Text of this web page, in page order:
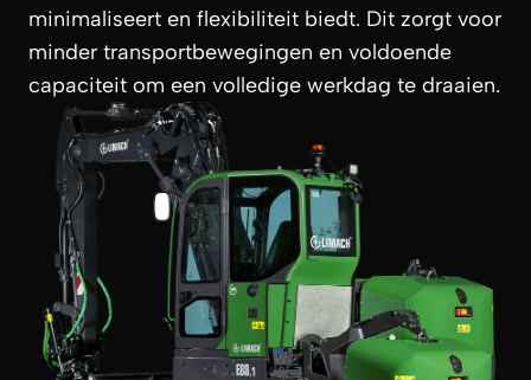
minimaliseert en flexibiliteit biedt. Dit zorgt voor
minder transportbewegingen en voldoende
capaciteit om een volledige werkdag te draaien.